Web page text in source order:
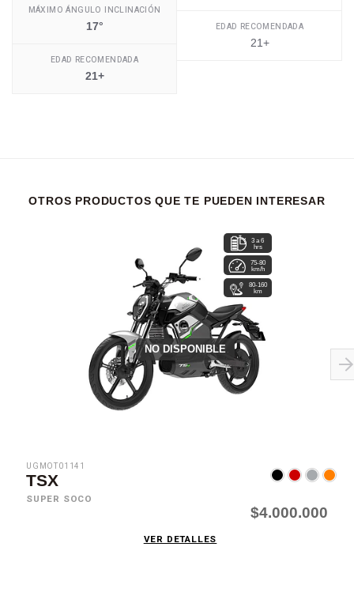
MÁXIMO ÁNGULO INCLINACIÓN
17°
EDAD RECOMENDADA
21+
EDAD RECOMENDADA
21+
OTROS PRODUCTOS QUE TE PUEDEN INTERESAR
NO DISPONIBLE
3 a 6
hrs
75-80
km/h
80-160
km
UGMOT01141
TSX
SUPER SOCO
$4.000.000
VER DETALLES